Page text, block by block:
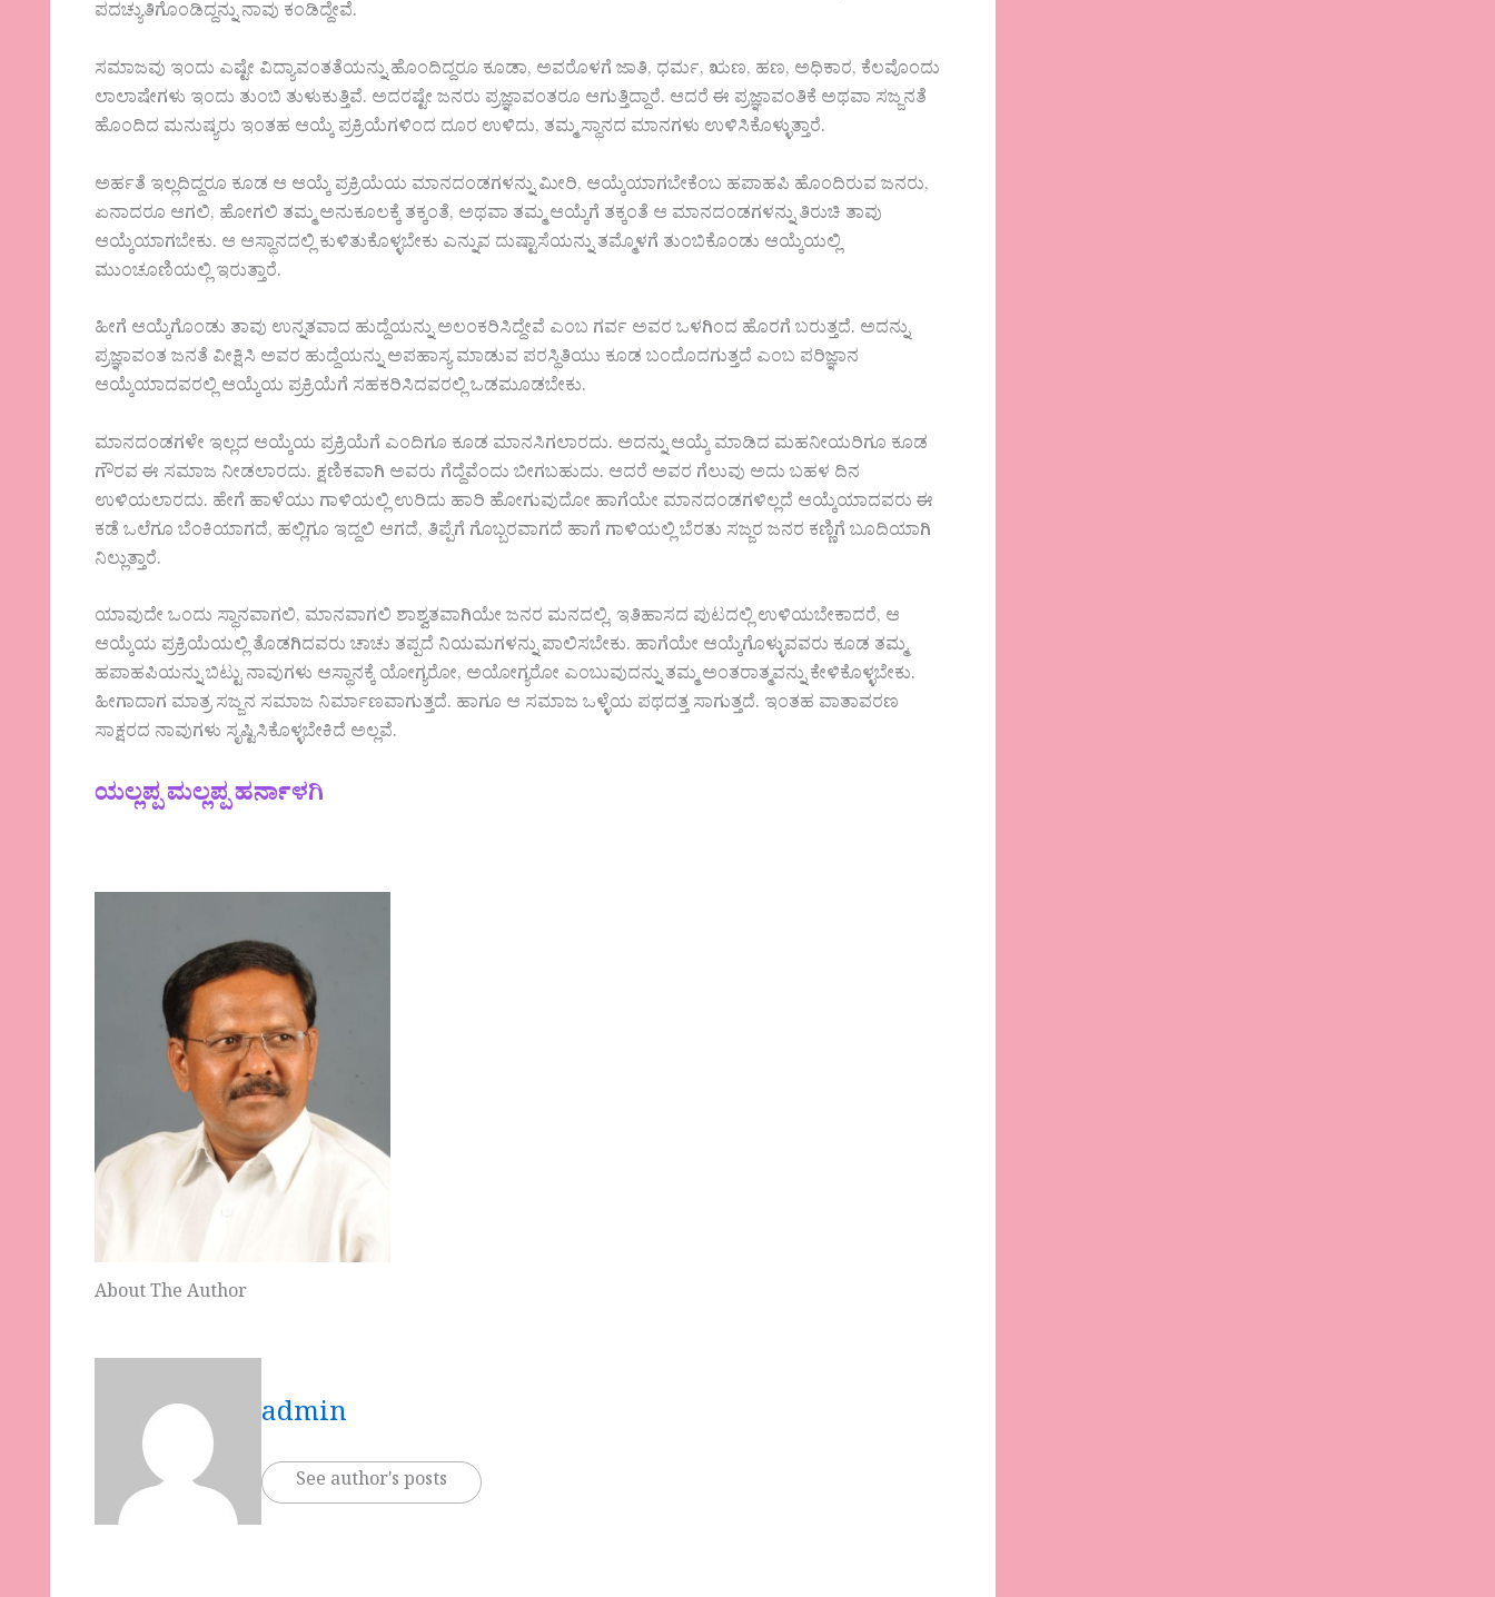
ಪದಚ್ಯುತಿಗೊಂಡಿದ್ದನ್ನು ನಾವು ಕಂಡಿದ್ದೇವೆ.
ಸಮಾಜವು ಇಂದು ಎಷ್ಟೇ ವಿದ್ಯಾವಂತತೆಯನ್ನು ಹೊಂದಿದ್ದರೂ ಕೂಡಾ, ಅವರೊಳಗೆ ಜಾತಿ, ಧರ್ಮ, ಋಣ, ಹಣ, ಅಧಿಕಾರ, ಕೆಲವೊಂದು
ಲಾಲಾಷೇಗಳು ಇಂದು ತುಂಬಿ ತುಳುಕುತ್ತಿವೆ. ಅದರಷ್ಟೇ ಜನರು ಪ್ರಜ್ಞಾವಂತರೂ ಆಗುತ್ತಿದ್ದಾರೆ. ಆದರೆ ಈ ಪ್ರಜ್ಞಾವಂತಿಕೆ ಅಥವಾ ಸಜ್ಜನತೆ
ಹೊಂದಿದ ಮನುಷ್ಯರು ಇಂತಹ ಆಯ್ಕೆ ಪ್ರಕ್ರಿಯೆಗಳಿಂದ ದೂರ ಉಳಿದು, ತಮ್ಮ ಸ್ಥಾನದ ಮಾನಗಳು ಉಳಿಸಿಕೊಳ್ಳುತ್ತಾರೆ.
ಅರ್ಹತೆ ಇಲ್ಲದಿದ್ದರೂ ಕೂಡ ಆ ಆಯ್ಕೆ ಪ್ರಕ್ರಿಯೆಯ ಮಾನದಂಡಗಳನ್ನು ಮೀರಿ, ಆಯ್ಕೆಯಾಗಬೇಕೆಂಬ ಹಪಾಹಪಿ ಹೊಂದಿರುವ ಜನರು,
ಏನಾದರೂ ಆಗಲಿ, ಹೋಗಲಿ ತಮ್ಮ ಅನುಕೂಲಕ್ಕೆ ತಕ್ಕಂತೆ, ಅಥವಾ ತಮ್ಮ ಆಯ್ಕೆಗೆ ತಕ್ಕಂತೆ ಆ ಮಾನದಂಡಗಳನ್ನು ತಿರುಚಿ ತಾವು
ಆಯ್ಕೆಯಾಗಬೇಕು. ಆ ಆಸ್ಥಾನದಲ್ಲಿ ಕುಳಿತುಕೊಳ್ಳಬೇಕು ಎನ್ನುವ ದುಷ್ಟಾಸೆಯನ್ನು ತಮ್ಮೊಳಗೆ ತುಂಬಿಕೊಂಡು ಆಯ್ಕೆಯಲ್ಲಿ
ಮುಂಚೂಣಿಯಲ್ಲಿ ಇರುತ್ತಾರೆ.
ಹೀಗೆ ಆಯ್ಕೆಗೊಂಡು ತಾವು ಉನ್ನತವಾದ ಹುದ್ದೆಯನ್ನು ಅಲಂಕರಿಸಿದ್ದೇವೆ ಎಂಬ ಗರ್ವ ಅವರ ಒಳಗಿಂದ ಹೊರಗೆ ಬರುತ್ತದೆ. ಅದನ್ನು
ಪ್ರಜ್ಞಾವಂತ ಜನತೆ ವೀಕ್ಷಿಸಿ ಅವರ ಹುದ್ದೆಯನ್ನು ಅಪಹಾಸ್ಯ ಮಾಡುವ ಪರಸ್ಥಿತಿಯು ಕೂಡ ಬಂದೊದಗುತ್ತದೆ ಎಂಬ ಪರಿಜ್ಞಾನ
ಆಯ್ಕೆಯಾದವರಲ್ಲಿ ಆಯ್ಕೆಯ ಪ್ರಕ್ರಿಯೆಗೆ ಸಹಕರಿಸಿದವರಲ್ಲಿ ಒಡಮೂಡಬೇಕು.
ಮಾನದಂಡಗಳೇ ಇಲ್ಲದ ಆಯ್ಕೆಯ ಪ್ರಕ್ರಿಯೆಗೆ ಎಂದಿಗೂ ಕೂಡ ಮಾನಸಿಗಲಾರದು. ಅದನ್ನು ಆಯ್ಕೆ ಮಾಡಿದ ಮಹನೀಯರಿಗೂ ಕೂಡ
ಗೌರವ ಈ ಸಮಾಜ ನೀಡಲಾರದು. ಕ್ಷಣಿಕವಾಗಿ ಅವರು ಗೆದ್ದೆವೆಂದು ಬೀಗಬಹುದು. ಆದರೆ ಅವರ ಗೆಲುವು ಅದು ಬಹಳ ದಿನ
ಉಳಿಯಲಾರದು. ಹೇಗೆ ಹಾಳೆಯು ಗಾಳಿಯಲ್ಲಿ ಉರಿದು ಹಾರಿ ಹೋಗುವುದೋ ಹಾಗೆಯೇ ಮಾನದಂಡಗಳಿಲ್ಲದೆ ಆಯ್ಕೆಯಾದವರು ಈ
ಕಡೆ ಒಲೆಗೂ ಬೆಂಕಿಯಾಗದೆ, ಹಲ್ಲಿಗೂ ಇದ್ದಲಿ ಆಗದೆ, ತಿಪ್ಪೆಗೆ ಗೊಬ್ಬರವಾಗದೆ ಹಾಗೆ ಗಾಳಿಯಲ್ಲಿ ಬೆರತು ಸಜ್ಜರ ಜನರ ಕಣ್ಣಿಗೆ ಬೂದಿಯಾಗಿ
ನಿಲ್ಲುತ್ತಾರೆ‌.
ಯಾವುದೇ ಒಂದು ಸ್ಥಾನವಾಗಲಿ, ಮಾನವಾಗಲಿ ಶಾಶ್ವತವಾಗಿಯೇ ಜನರ ಮನದಲ್ಲಿ, ಇತಿಹಾಸದ ಪುಟದಲ್ಲಿ ಉಳಿಯಬೇಕಾದರೆ, ಆ
ಆಯ್ಕೆಯ ಪ್ರಕ್ರಿಯೆಯಲ್ಲಿ ತೊಡಗಿದವರು ಚಾಚು ತಪ್ಪದೆ ನಿಯಮಗಳನ್ನು ಪಾಲಿಸಬೇಕು. ಹಾಗೆಯೇ ಆಯ್ಕೆಗೊಳ್ಳುವವರು ಕೂಡ ತಮ್ಮ
ಹಪಾಹಪಿಯನ್ನು ಬಿಟ್ಟು ನಾವುಗಳು ಆಸ್ಥಾನಕ್ಕೆ ಯೋಗ್ಯರೋ, ಅಯೋಗ್ಯರೋ ಎಂಬುವುದನ್ನು ತಮ್ಮ ಅಂತರಾತ್ಮವನ್ನು ಕೇಳಿಕೊಳ್ಳಬೇಕು.
ಹೀಗಾದಾಗ ಮಾತ್ರ ಸಜ್ಜನ ಸಮಾಜ ನಿರ್ಮಾಣವಾಗುತ್ತದೆ. ಹಾಗೂ ಆ ಸಮಾಜ ಒಳ್ಳೆಯ ಪಥದತ್ತ ಸಾಗುತ್ತದೆ. ಇಂತಹ ವಾತಾವರಣ
ಸಾಕ್ಷರದ ನಾವುಗಳು ಸೃಷ್ಟಿಸಿಕೊಳ್ಳಬೇಕಿದೆ ಅಲ್ಲವೆ.
ಯಲ್ಲಪ್ಪ ಮಲ್ಲಪ್ಪ ಹರ್ನಾಳಗಿ
About The Author
admin
See author's posts